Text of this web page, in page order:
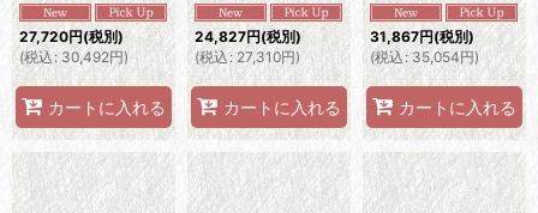
27,720円(税別)
(税込: 30,492円)
カートに入れる
24,827円(税別)
(税込: 27,310円)
カートに入れる
31,867円(税別)
(税込: 35,054円)
カートに入れる